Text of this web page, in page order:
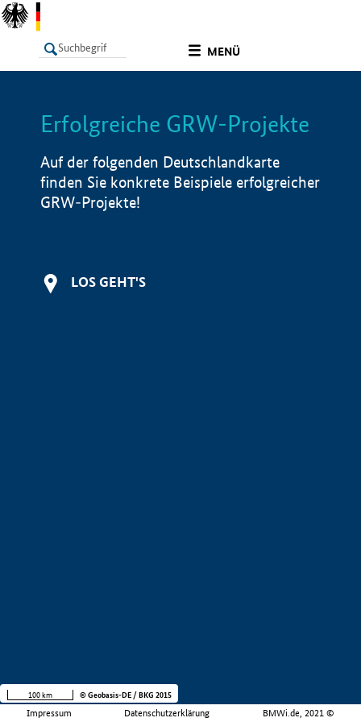
MENÜ
LISTE Info
Erfolgreiche GRW-Projekte
Auf der folgenden Deutschlandkarte
finden Sie konkrete Beispiele erfolgreicher
GRW-Projekte!
LOS GEHT'S
Impressum Datenschutzerklärung BMWi.de, 2021 ©
100 km © Geobasis-DE / BKG 2015